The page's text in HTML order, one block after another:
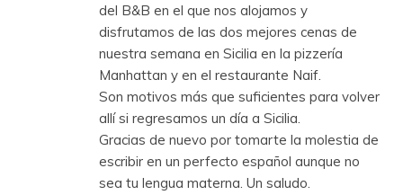
del B&B en el que nos alojamos y
disfrutamos de las dos mejores cenas de
nuestra semana en Sicilia en la pizzería
Manhattan y en el restaurante Naif.
Son motivos más que suficientes para volver
allí si regresamos un día a Sicilia.
Gracias de nuevo por tomarte la molestia de
escribir en un perfecto español aunque no
sea tu lengua materna. Un saludo.